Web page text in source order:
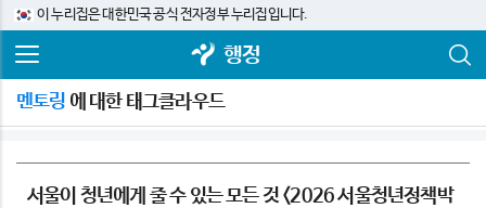
이 누리집은 대한민국 공식 전자정부 누리집입니다.
행정
멘토링 에 대한 태그클라우드
서울이 청년에게 줄 수 있는 모든 것 <2026 서울청년정책박